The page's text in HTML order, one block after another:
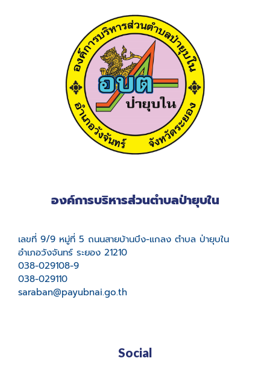
องค์การบริหารส่วนตำบลป่ายุบใน
เลขที่ 9/9 หมู่ที่ 5 ถนนสายบ้านบึง-แกลง ตำบล ป่ายุบใน
อำเภอวังจันทร์ ระยอง 21210
038-029108-9
038-029110
saraban@payubnai.go.th
Social